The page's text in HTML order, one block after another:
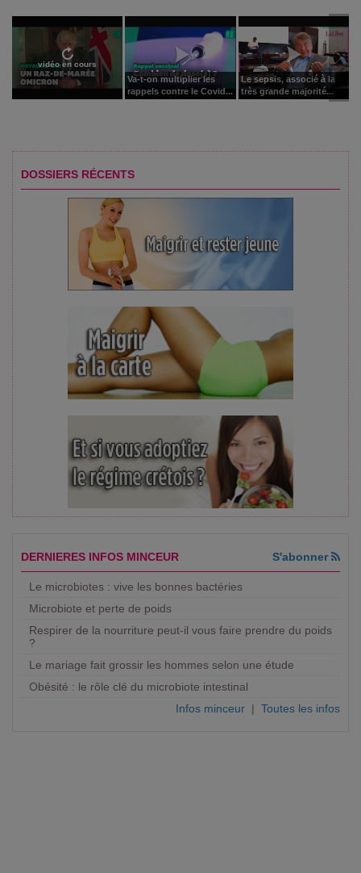
vidéo en cours
Va-t-on multiplier les
rappels contre le Covid...
Le sepsis, associé à la
très grande majorité...
DOSSIERS RÉCENTS
DERNIERES INFOS MINCEUR S'abonner
Le microbiotes : vive les bonnes bactéries
Microbiote et perte de poids
Respirer de la nourriture peut-il vous faire prendre du poids
?
Le mariage fait grossir les hommes selon une étude
Obésité : le rôle clé du microbiote intestinal
Infos minceur | Toutes les infos